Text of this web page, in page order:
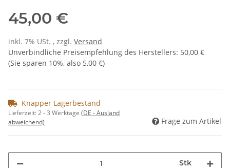
45,00 €
inkl. 7% USt. , zzgl. Versand
Unverbindliche Preisempfehlung des Herstellers: 50,00 €
(Sie sparen 10%, also 5,00 €)
Knapper Lagerbestand
Lieferzeit:2 - 3 Werktage (DE - Ausland
abweichend)
Frage zum Artikel
Stk